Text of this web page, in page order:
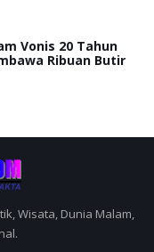
Vonis 20 Tahun
Ribuan Butir
Wisata, Dunia Malam,